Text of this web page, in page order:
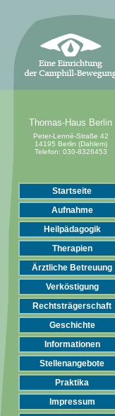
Thomas-Haus Berlin
Peter-Lenné-Straße 42
14195 Berlin (Dahlem)
Telefon: 030-8326453
Startseite
Aufnahme
Heilpädagogik
Therapien
Ärztliche Betreuung
Verköstigung
Rechtsträgerschaft
Geschichte
Informationen
Stellenangebote
Praktika
Impressum